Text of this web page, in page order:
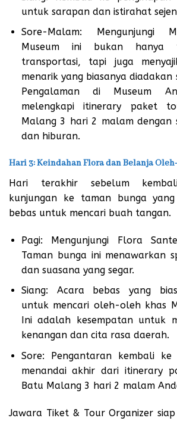
untuk sarapan dan istirahat
Sore-Malam: Mengunjungi
Museum ini bukan hanya
transportasi, tapi juga
menarik yang biasanya diadakan
Pengalaman di Museum
melengkapi itinerary paket
Malang 3 hari 2 malam dengan
dan hiburan.
Hari 3: Keindahan Flora dan Belanja
Hari terakhir sebelum
kunjungan ke taman bunga
bebas untuk mencari buah tangan.
Pagi: Mengunjungi Flora
Taman bunga ini menawarkan
dan suasana yang segar.
Siang: Acara bebas yang
untuk mencari oleh-oleh khas
Ini adalah kesempatan untuk
kenangan dan cita rasa daerah.
Sore: Pengantaran kembali ke
menandai akhir dari itinerary
Batu Malang 3 hari 2 malam
Jawara Tiket & Tour Organizer